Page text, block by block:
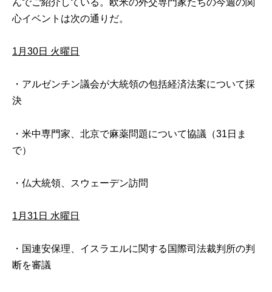
んでご紹介している。欧米の外交専門家たちの今週の関
心イベントは次の通りだ。
1月30日 火曜日
・アルゼンチン議会が大統領の包括経済法案について採
決
・米中専門家、北京で麻薬問題について協議（31日ま
で）
・仏大統領、スウェーデン訪問
1月31日 水曜日
・国連安保理、イスラエルに関する国際司法裁判所の判
断を審議